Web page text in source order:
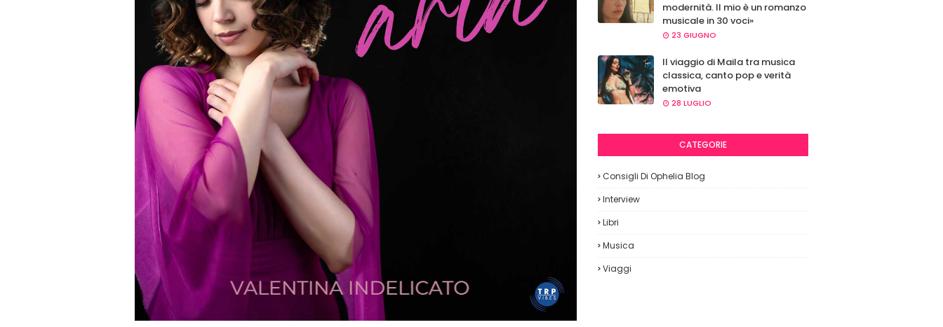
modernità. Il mio è un romanzo
musicale in 30 voci»
23 GIUGNO
Il viaggio di Maila tra musica
classica, canto pop e verità
emotiva
28 LUGLIO
CATEGORIE
Consigli Di Ophelia Blog
Interview
Libri
Musica
Viaggi